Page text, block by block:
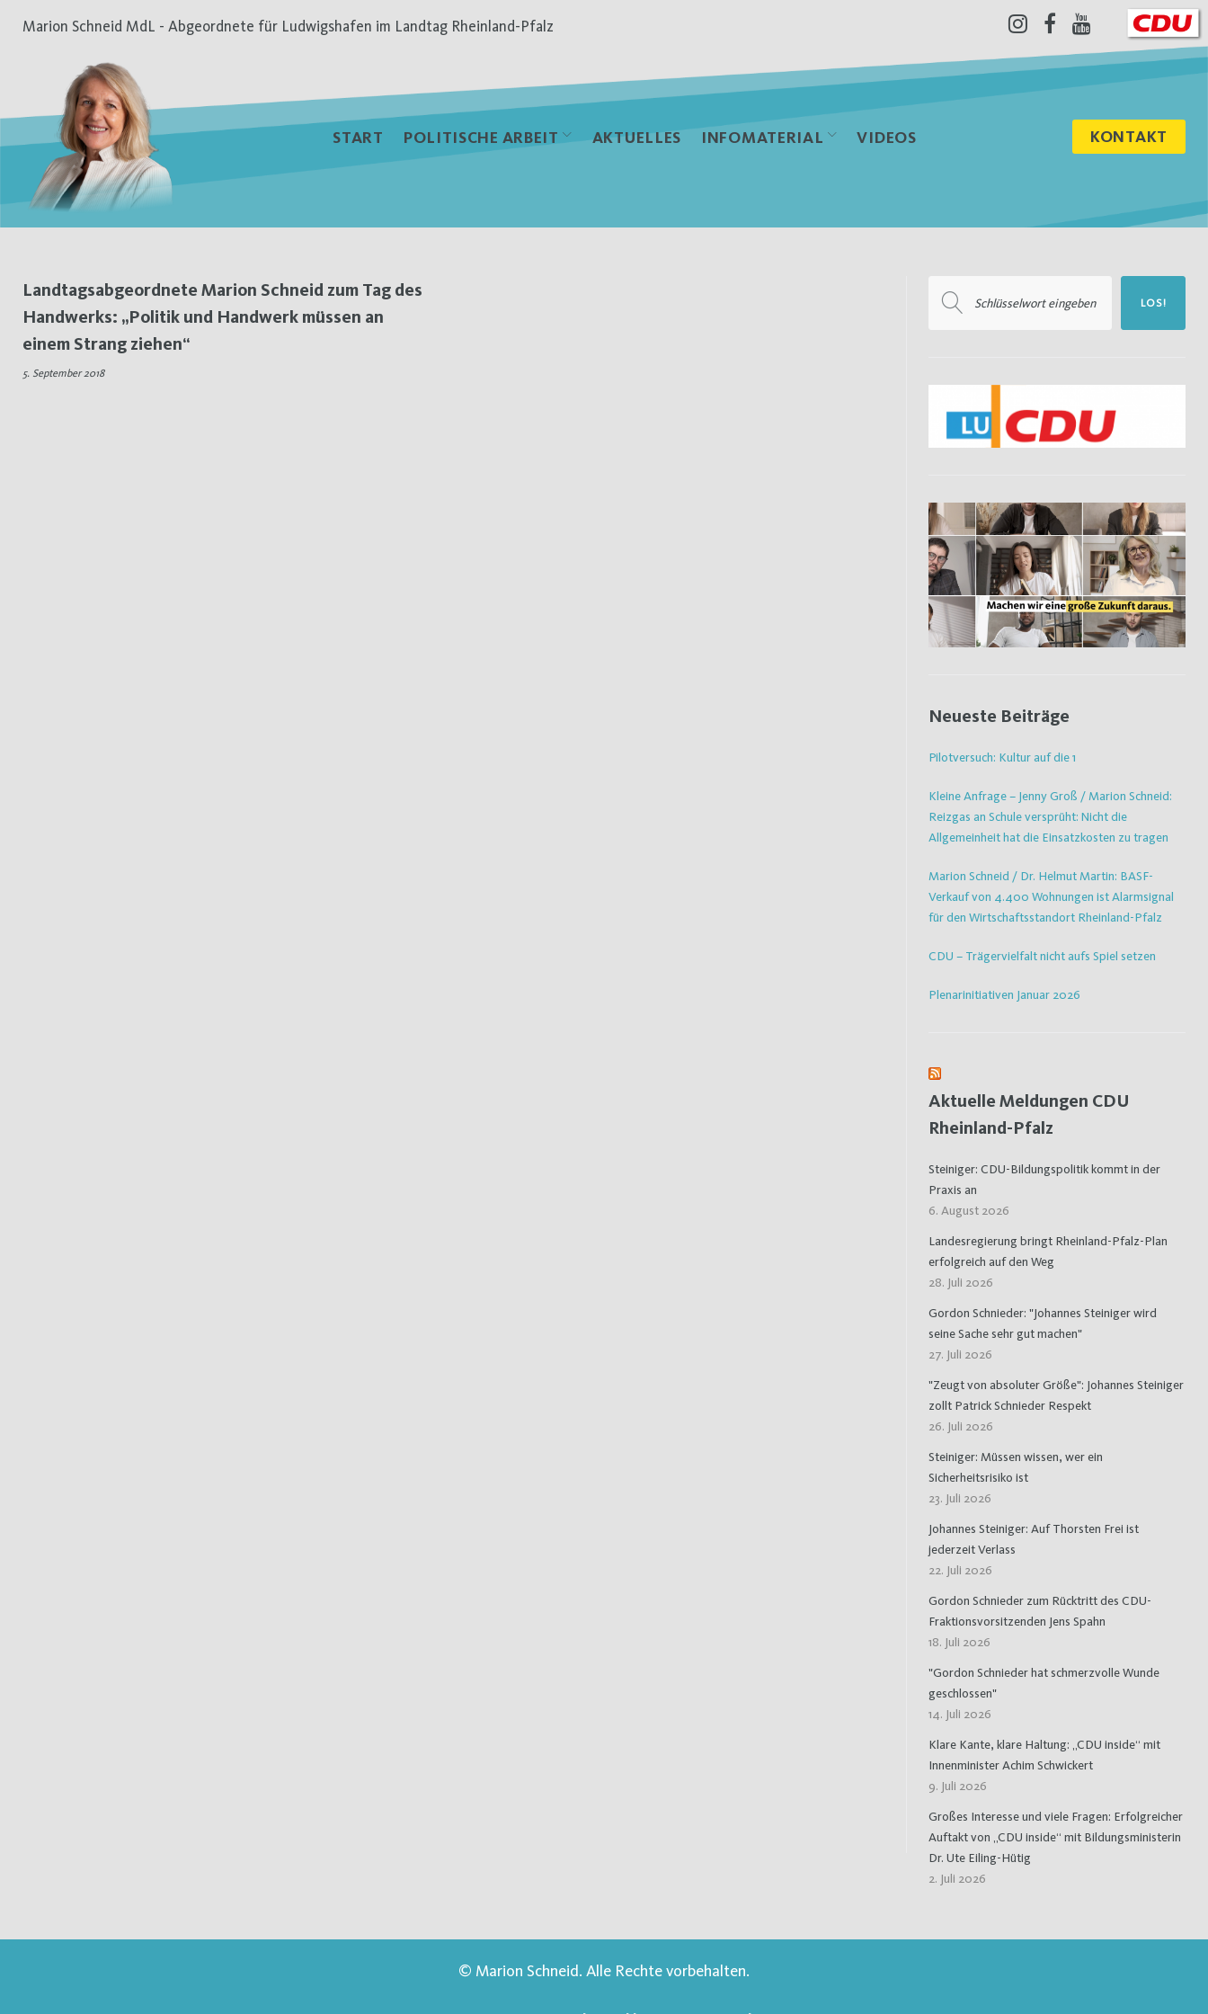
Inhalt
Marion Schneid MdL - Abgeordnete für Ludwigshafen im Landtag Rheinland-Pfalz
Instagram
Facebook
Youtube
START POLITISCHE ARBEIT AKTUELLES INFOMATERIAL VIDEOS KONTAKT
Schlagwort:
Tag
des
Landtagsabgeordnete Marion Schneid zum Tag des
Handwerks: „Politik und Handwerk müssen an
einem Strang ziehen“
5. September 2018
nach:
LOS!
Neueste Beiträge
Pilotversuch: Kultur auf die 1
Kleine Anfrage – Jenny Groß / Marion Schneid:
Reizgas an Schule versprüht: Nicht die
Allgemeinheit hat die Einsatzkosten zu tragen
Marion Schneid / Dr. Helmut Martin: BASF-
Verkauf von 4.400 Wohnungen ist Alarmsignal
für den Wirtschaftsstandort Rheinland-Pfalz
CDU – Trägervielfalt nicht aufs Spiel setzen
Plenarinitiativen Januar 2026
Aktuelle Meldungen CDU
Rheinland-Pfalz
Steiniger: CDU-Bildungspolitik kommt in der
Praxis an
6. August 2026
Landesregierung bringt Rheinland-Pfalz-Plan
erfolgreich auf den Weg
28. Juli 2026
Gordon Schnieder: "Johannes Steiniger wird
seine Sache sehr gut machen"
27. Juli 2026
"Zeugt von absoluter Größe": Johannes Steiniger
zollt Patrick Schnieder Respekt
26. Juli 2026
Steiniger: Müssen wissen, wer ein
Sicherheitsrisiko ist
23. Juli 2026
Johannes Steiniger: Auf Thorsten Frei ist
jederzeit Verlass
22. Juli 2026
Gordon Schnieder zum Rücktritt des CDU-
Fraktionsvorsitzenden Jens Spahn
18. Juli 2026
"Gordon Schnieder hat schmerzvolle Wunde
geschlossen"
14. Juli 2026
Klare Kante, klare Haltung: „CDU inside“ mit
Innenminister Achim Schwickert
9. Juli 2026
Großes Interesse und viele Fragen: Erfolgreicher
Auftakt von „CDU inside“ mit Bildungsministerin
Dr. Ute Eiling-Hütig
2. Juli 2026
© Marion Schneid. Alle Rechte vorbehalten.